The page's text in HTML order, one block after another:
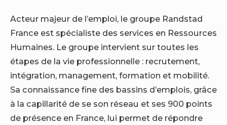
Acteur majeur de l’emploi, le groupe Randstad
France est spécialiste des services en Ressources
Humaines. Le groupe intervient sur toutes les
étapes de la vie professionnelle : recrutement,
intégration, management, formation et mobilité.
Sa connaissance fine des bassins d’emplois, grâce
à la capillarité de se son réseau et ses 900 points
de présence en France, lui permet de répondre